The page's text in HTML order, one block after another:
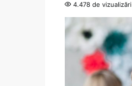
4.478 de vizualizări